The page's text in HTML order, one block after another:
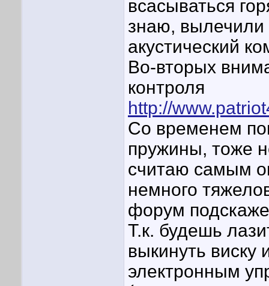
всасываться
знаю, вылечили
акустический
Во-вторых
контроля
http://
Со временем
пружины, тоже
считаю самым
немного
форум
Т.к. будешь
выкинуть виску
электронным